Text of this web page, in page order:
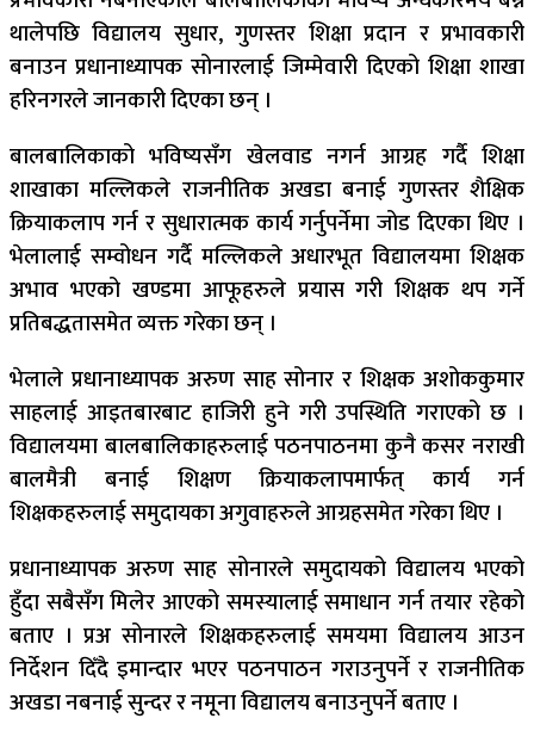
थालेपछि विद्यालय सुधार, गुणस्तर शिक्षा प्रदान र प्रभावकारी
बनाउन प्रधानाध्यापक सोनारलाई जिम्मेवारी दिएको शिक्षा शाखा
हरिनगरले जानकारी दिएका छन् ।
बालबालिकाको भविष्यसँग खेलवाड नगर्न आग्रह गर्दै शिक्षा
शाखाका मल्लिकले राजनीतिक अखडा बनाई गुणस्तर शैक्षिक
क्रियाकलाप गर्न र सुधारात्मक कार्य गर्नुपर्नेमा जोड दिएका थिए ।
भेलालाई सम्वोधन गर्दै मल्लिकले अधारभूत विद्यालयमा शिक्षक
अभाव भएको खण्डमा आफूहरुले प्रयास गरी शिक्षक थप गर्ने
प्रतिबद्धतासमेत व्यक्त गरेका छन् ।
भेलाले प्रधानाध्यापक अरुण साह सोनार र शिक्षक अशोककुमार
साहलाई आइतबारबाट हाजिरी हुने गरी उपस्थिति गराएको छ ।
विद्यालयमा बालबालिकाहरुलाई पठनपाठनमा कुनै कसर नराखी
बालमैत्री बनाई शिक्षण क्रियाकलापमार्फत् कार्य गर्न
शिक्षकहरुलाई समुदायका अगुवाहरुले आग्रहसमेत गरेका थिए ।
प्रधानाध्यापक अरुण साह सोनारले समुदायको विद्यालय भएको
हुँदा सबैसँग मिलेर आएको समस्यालाई समाधान गर्न तयार रहेको
बताए । प्रअ सोनारले शिक्षकहरुलाई समयमा विद्यालय आउन
निर्देशन दिँदै इमान्दार भएर पठनपाठन गराउनुपर्ने र राजनीतिक
अखडा नबनाई सुन्दर र नमूना विद्यालय बनाउनुपर्ने बताए ।